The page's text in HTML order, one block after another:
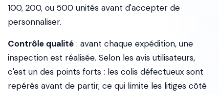
100, 200, ou 500 unités avant d'accepter de
personnaliser.
Contrôle qualité : avant chaque expédition, une
inspection est réalisée. Selon les avis utilisateurs,
c'est un des points forts : les colis défectueux sont
repérés avant de partir, ce qui limite les litiges côté